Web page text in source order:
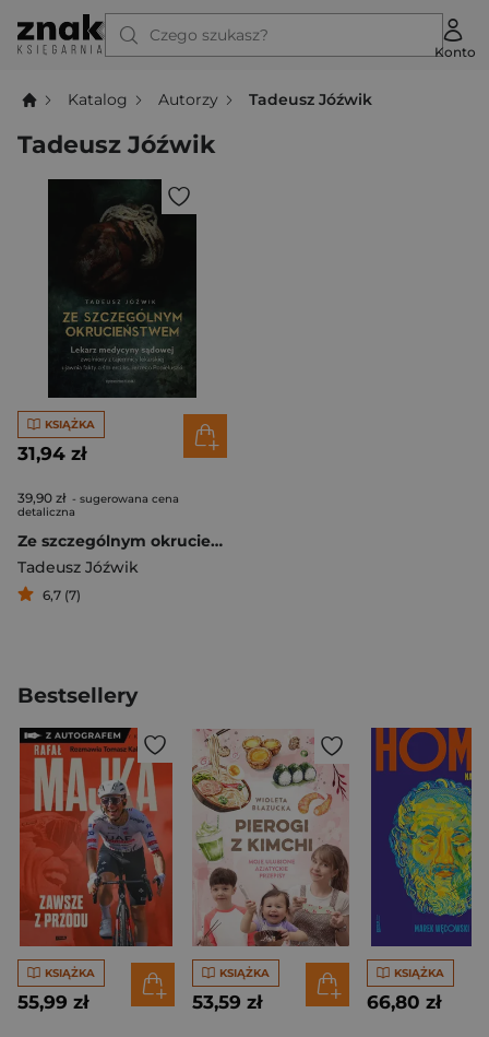
Czego szukasz?
Konto
Katalog Autorzy Tadeusz Jóźwik
Tadeusz Jóźwik
KSIĄŻKA
31,94 zł
39,90 zł - sugerowana cena
detaliczna
Ze szczególnym okrucieństwem
Tadeusz Jóźwik
6,7 (7)
Bestsellery
KSIĄŻKA
55,99 zł
KSIĄŻKA
53,59 zł
KSIĄŻKA
66,80 zł